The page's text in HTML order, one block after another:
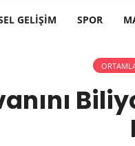
GELİŞİM SPOR